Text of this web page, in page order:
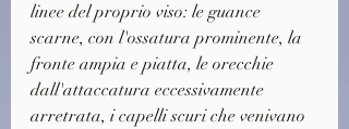
linee del proprio viso: le guance
scarne, con l'ossatura prominente, la
fronte ampia e piatta, le orecchie
dall'attaccatura eccessivamente
arretrata, i capelli scuri che venivano